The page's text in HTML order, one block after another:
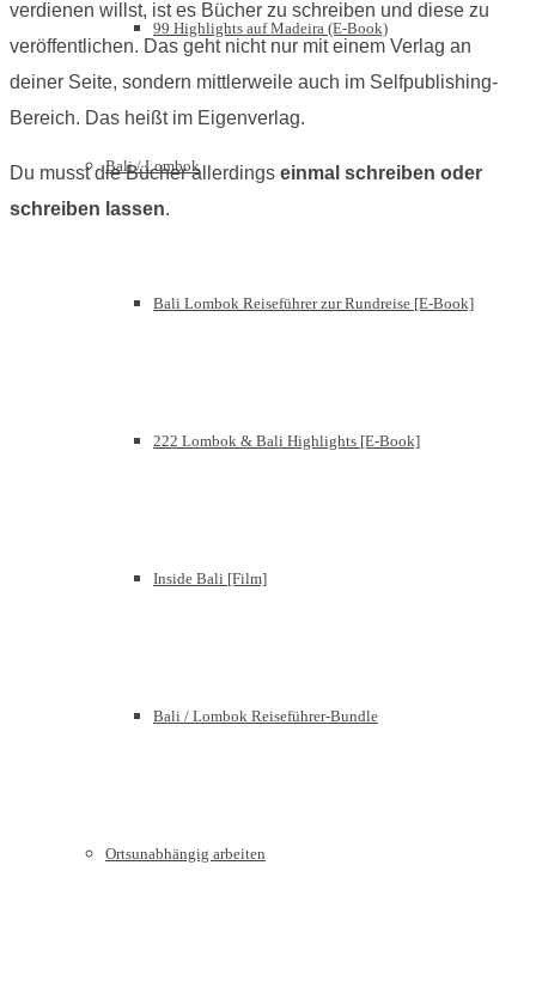
99 Highlights auf Madeira (E-Book)
Bali / Lombok
Bali Lombok Reiseführer zur Rundreise [E-Book]
222 Lombok & Bali Highlights [E-Book]
Inside Bali [Film]
Bali / Lombok Reiseführer-Bundle
Ortsunabhängig arbeiten
verdienen willst, ist es Bücher zu schreiben und diese zu
veröffentlichen. Das geht nicht nur mit einem Verlag an
deiner Seite, sondern mittlerweile auch im Selfpublishing-
Bereich. Das heißt im Eigenverlag.
Du musst die Bücher allerdings einmal schreiben oder
schreiben lassen.